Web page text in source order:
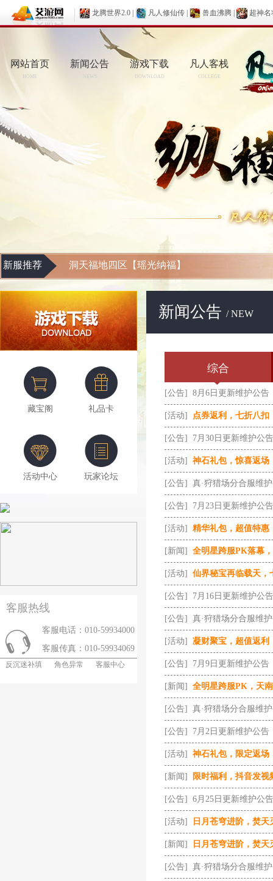
龙腾世界2.0 凡人修仙传 兽血沸腾 超神名
网站首页
HOME
新闻公告
NEWS
游戏下载
DOWNLOAD
凡人客栈
COLLEGE
新服推荐 洞天福地四区【瑶光纳福】
藏宝阁 礼品卡
活动中心 玩家论坛
客服热线
客服电话：010-59934000
客服传真：010-59934069
反沉迷补填 角色异常 客服中心
新闻公告 / NEW
综合
[公告] 8月6日更新维护公告
[活动] 点券返利，七折八扣
[公告] 7月30日更新维护公告
[活动] 神石礼包，惊喜返场
[公告] 真·狩猎场分合服维
[公告] 7月23日更新维护公告
[活动] 精华礼包，超值特惠
[新闻] 全明星跨服PK落幕
[活动] 仙界秘宝再临载天，
[公告] 7月16日更新维护公告
[公告] 真·狩猎场分合服维
[活动] 凝财聚宝，超值返利
[公告] 7月9日更新维护公告
[新闻] 全明星跨服PK，天
[公告] 真·狩猎场分合服维
[公告] 7月2日更新维护公告
[活动] 神石礼包，限定返场
[新闻] 限时福利，抖音发视
[公告] 6月25日更新维护公告
[活动] 日月苍穹进阶，焚天
[新闻] 日月苍穹进阶，焚天
[公告] 真·狩猎场分合服维